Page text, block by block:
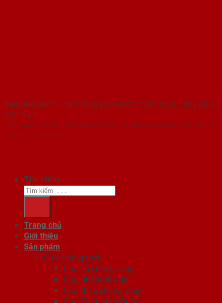
SaigonDoor™ - Hệ thống Showroom cửa nhựa hàng đầu
Việt Nam
Copyright ⓒ 2016 – 2026 SaigonDoor™ - www.bancuanhua.com | Đơn vị
chủ quản SaigonDoor
Tìm kiếm:
Trang chủ
Giới thiệu
Sản phẩm
Cửa chống cháy
Cửa gỗ chống cháy
Cửa nhôm vân gỗ
Cửa thép chống cháy